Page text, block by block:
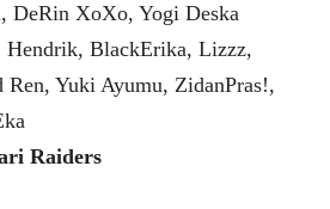
DeRin XoXo, Yogi Deska
Hendrik, BlackErika, Lizzz,
Yuki Ayumu, ZidanPras!,
Raiders